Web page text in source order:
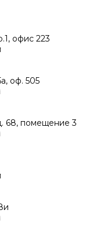
офис 223
оф. 505
68, помещение 3